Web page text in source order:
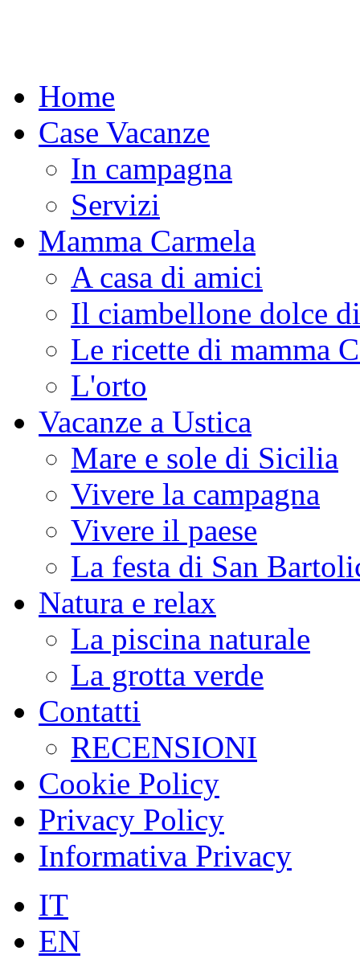
Home
Case Vacanze
In campagna
Servizi
Mamma Carmela
A casa di amici
Il ciambellone dolce
Le ricette di mamma
L'orto
Vacanze a Ustica
Mare e sole di Sicilia
Vivere la campagna
Vivere il paese
La festa di San
Natura e relax
La piscina naturale
La grotta verde
Contatti
RECENSIONI
Cookie Policy
Privacy Policy
Informativa Privacy
IT
EN